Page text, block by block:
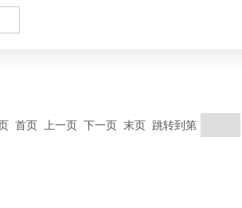
首页 上一页 下一页 末页 跳转到第